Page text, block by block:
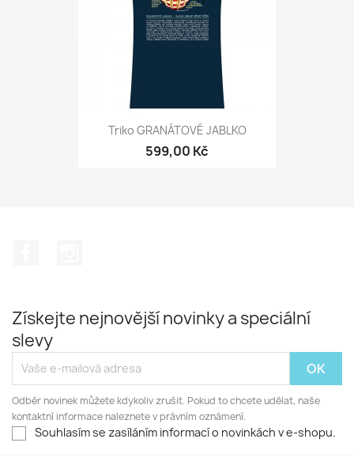
Triko GRANÁTOVÉ JABLKO
599,00 Kč
Získejte nejnovější novinky a speciální
slevy
Odběr novinek můžete kdykoliv zrušit. Pokud to chcete udělat, naše
kontaktní informace naleznete v právním oznámení.
Souhlasím se zasíláním informací o novinkách v e-shopu.